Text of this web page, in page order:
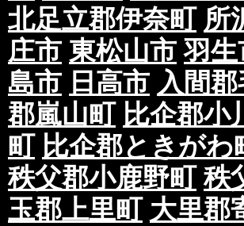
北足立郡伊奈町 所
庄市 東松山市 羽生
島市 日高市 入間
郡嵐山町 比企郡小
町 比企郡ときがわ
秩父郡小鹿野町 秩
玉郡上里町 大里郡